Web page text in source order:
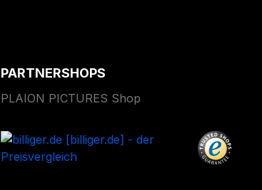
PARTNERSHOPS
PLAION PICTURES Shop